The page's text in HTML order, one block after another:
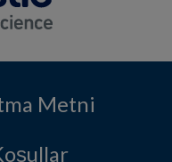
Metni